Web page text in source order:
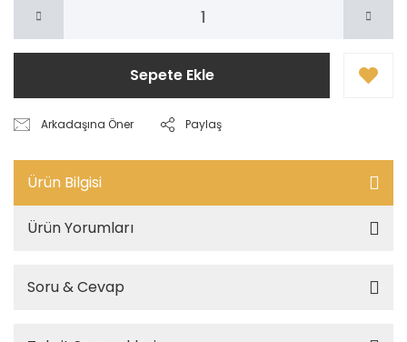
Sepete Ekle
Arkadaşına Öner Paylaş
Ürün Bilgisi
Ürün Yorumları
Soru & Cevap